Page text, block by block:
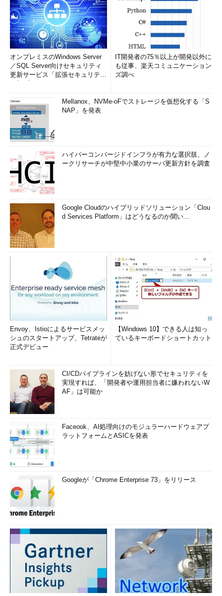
オンプレミスのWindows Server
／SQL Server向けセキュリティ
更新サービス「拡張セキュリティ
IT開発者の75％以上が開発以外に
も従事、楽天コミュニケーション
ズ調べ
Mellanox、NVMe-oFでストレージを仮想化する「S
NAP」を発表
ハイパーコンバージドインフラが有力な選択肢、ノ
ークリサーチが中堅中小業のサーバ更新方針を調査
Google Cloudのハイブリッドソリューション「Clou
d Services Platform」はどうなるのか聞い...
Envoy、Istioによるサービスメッ
シュのスタートアップ、Tetrateが
正式デビュー
【Windows 10】できる人は知っ
ているキーボードショートカット
CI/CDパイプラインを妨げない形でセキュリティを
実現すれば、「開発者や運用担当者に嫌われないW
AF」は可能か
Faceook、AI処理向けのモジュラーハードウェアプ
ラットフォームとASICを発表
Googleが「Chrome Enterprise 73」をリリース